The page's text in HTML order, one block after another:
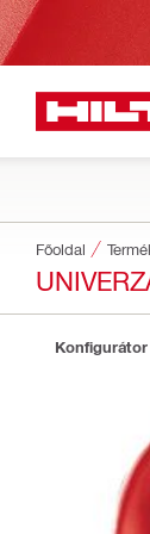
Főoldal
Konfigurátor